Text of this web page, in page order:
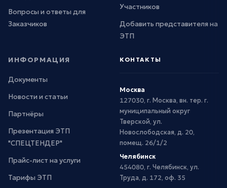
Вопросы и ответы для
Заказчиков
Участников
Добавить представителя на
ЭТП
ИНФОРМАЦИЯ
Документы
Новости и статьи
Партнёры
Презентация ЭТП
"СПЕЦТЕНДЕР"
Прайс-лист на услуги
Тарифы ЭТП
КОНТАКТЫ
Москва
127030, г. Москва, вн. тер. г.
муниципальный округ
Тверской, ул.
Новослободская, д. 20,
помещ. 26/1/2
Челябинск
454080, г. Челябинск, ул.
Труда, д. 172, оф. 35